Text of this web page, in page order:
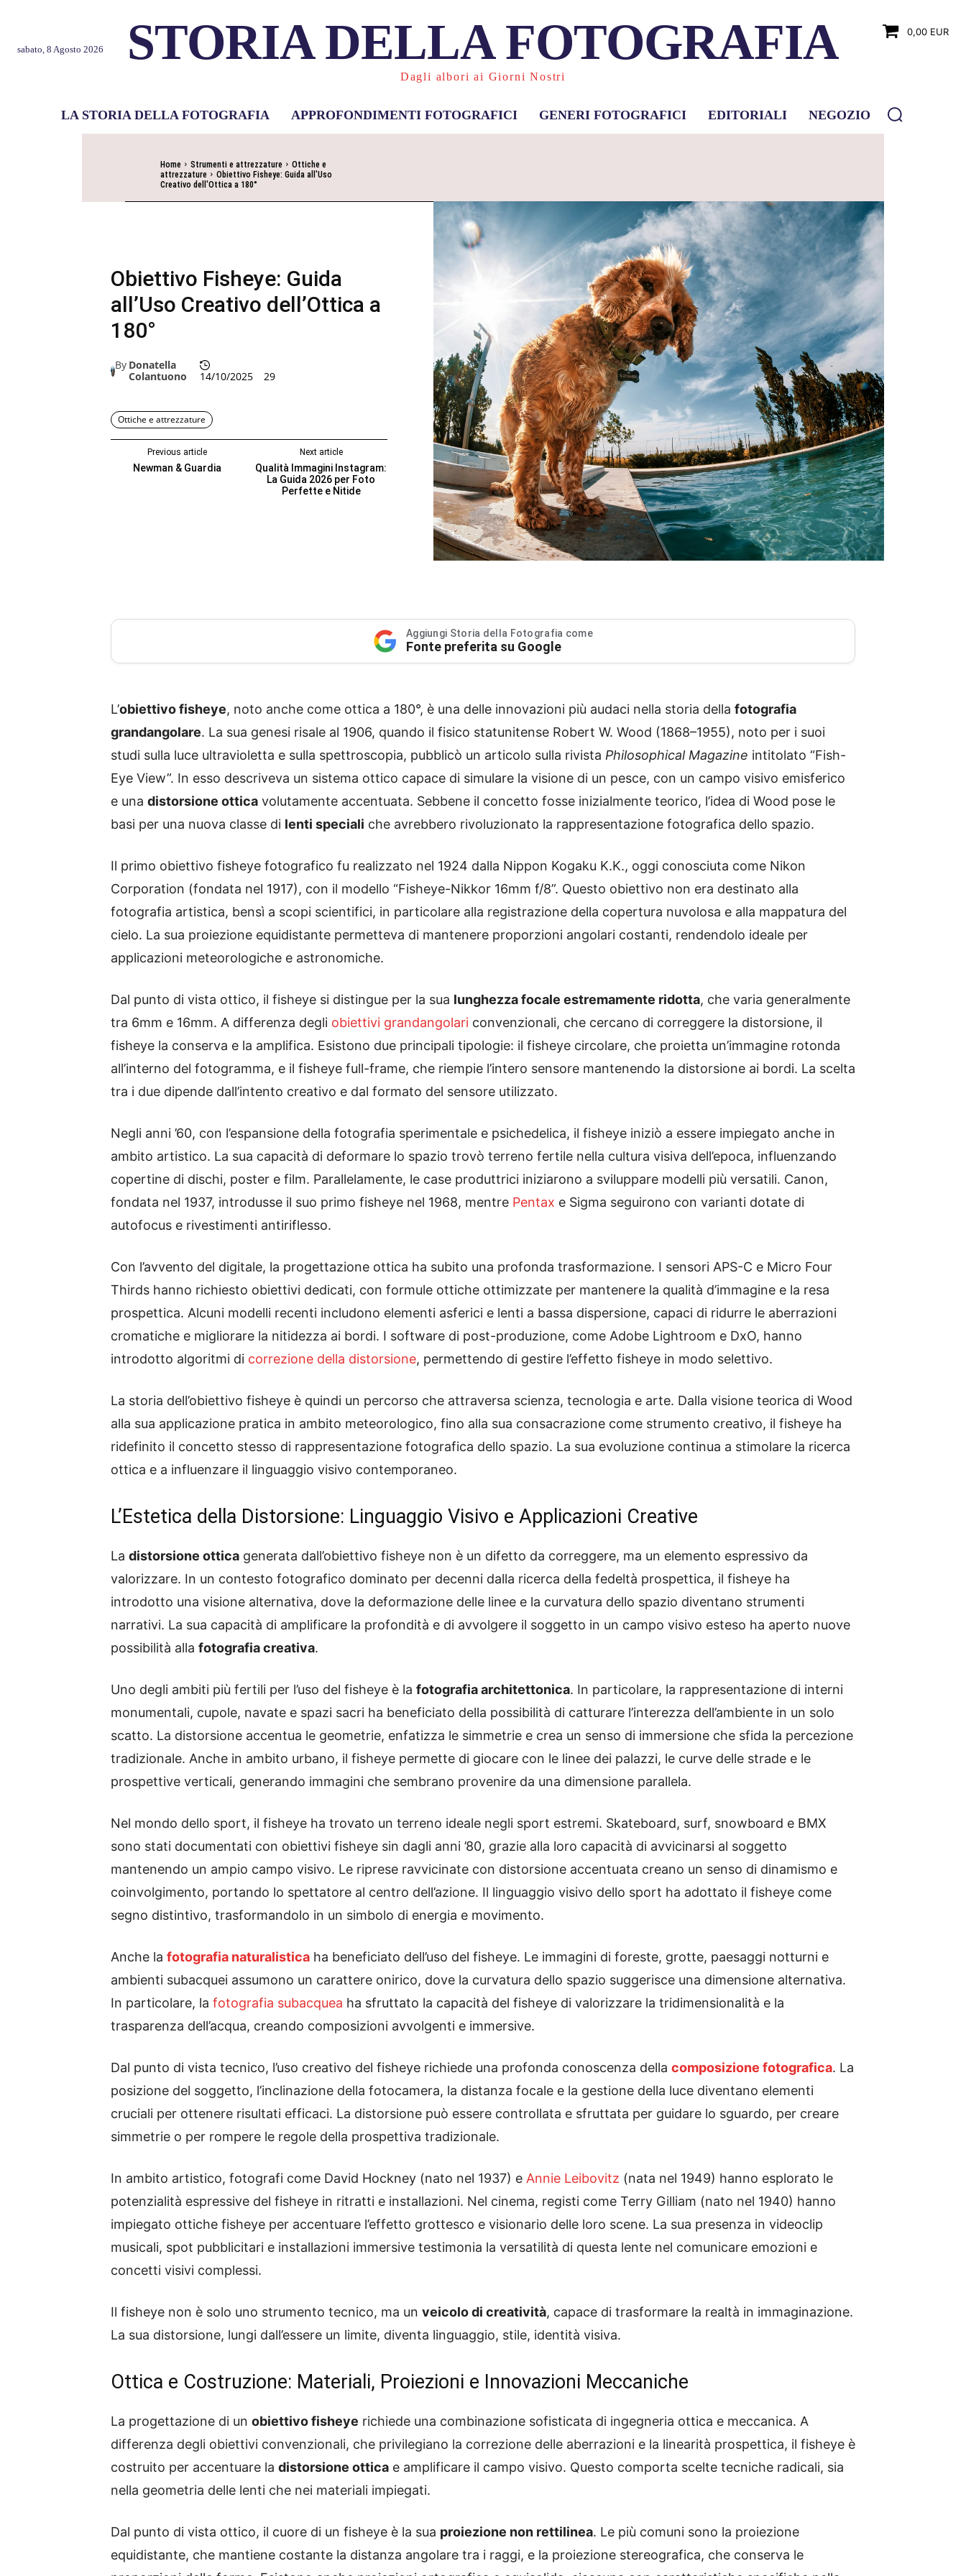
sabato, 8 Agosto 2026 STORIA DELLA FOTOGRAFIA
Dagli albori ai Giorni Nostri
0,00 EUR
LA STORIA DELLA FOTOGRAFIA APPROFONDIMENTI FOTOGRAFICI GENERI FOTOGRAFICI EDITORIALI NEGOZIO
Home Strumenti e attrezzature
Ottiche e
attrezzature
Obiettivo Fisheye: Guida all'Uso
Creativo dell'Ottica a 180°
Obiettivo Fisheye: Guida
all’Uso Creativo dell’Ottica a
180°
By Donatella
Colantuono
14/10/2025 29
Ottiche e attrezzature
Previous article
Newman & Guardia
Next article
Qualità Immagini Instagram:
La Guida 2026 per Foto
Perfette e Nitide
Aggiungi Storia della Fotografia come
Fonte preferita su Google
L’obiettivo fisheye, noto anche come ottica a 180°, è una delle innovazioni più audaci nella storia della fotografia
grandangolare. La sua genesi risale al 1906, quando il fisico statunitense Robert W. Wood (1868–1955), noto per i suoi
studi sulla luce ultravioletta e sulla spettroscopia, pubblicò un articolo sulla rivista Philosophical Magazine intitolato “Fish-
Eye View”. In esso descriveva un sistema ottico capace di simulare la visione di un pesce, con un campo visivo emisferico
e una distorsione ottica volutamente accentuata. Sebbene il concetto fosse inizialmente teorico, l’idea di Wood pose le
basi per una nuova classe di lenti speciali che avrebbero rivoluzionato la rappresentazione fotografica dello spazio.
Il primo obiettivo fisheye fotografico fu realizzato nel 1924 dalla Nippon Kogaku K.K., oggi conosciuta come Nikon
Corporation (fondata nel 1917), con il modello “Fisheye-Nikkor 16mm f/8”. Questo obiettivo non era destinato alla
fotografia artistica, bensì a scopi scientifici, in particolare alla registrazione della copertura nuvolosa e alla mappatura del
cielo. La sua proiezione equidistante permetteva di mantenere proporzioni angolari costanti, rendendolo ideale per
applicazioni meteorologiche e astronomiche.
Dal punto di vista ottico, il fisheye si distingue per la sua lunghezza focale estremamente ridotta, che varia generalmente
tra 6mm e 16mm. A differenza degli obiettivi grandangolari convenzionali, che cercano di correggere la distorsione, il
fisheye la conserva e la amplifica. Esistono due principali tipologie: il fisheye circolare, che proietta un’immagine rotonda
all’interno del fotogramma, e il fisheye full-frame, che riempie l’intero sensore mantenendo la distorsione ai bordi. La scelta
tra i due dipende dall’intento creativo e dal formato del sensore utilizzato.
Negli anni ’60, con l’espansione della fotografia sperimentale e psichedelica, il fisheye iniziò a essere impiegato anche in
ambito artistico. La sua capacità di deformare lo spazio trovò terreno fertile nella cultura visiva dell’epoca, influenzando
copertine di dischi, poster e film. Parallelamente, le case produttrici iniziarono a sviluppare modelli più versatili. Canon,
fondata nel 1937, introdusse il suo primo fisheye nel 1968, mentre Pentax e Sigma seguirono con varianti dotate di
autofocus e rivestimenti antiriflesso.
Con l’avvento del digitale, la progettazione ottica ha subito una profonda trasformazione. I sensori APS-C e Micro Four
Thirds hanno richiesto obiettivi dedicati, con formule ottiche ottimizzate per mantenere la qualità d’immagine e la resa
prospettica. Alcuni modelli recenti includono elementi asferici e lenti a bassa dispersione, capaci di ridurre le aberrazioni
cromatiche e migliorare la nitidezza ai bordi. I software di post-produzione, come Adobe Lightroom e DxO, hanno
introdotto algoritmi di correzione della distorsione, permettendo di gestire l’effetto fisheye in modo selettivo.
La storia dell’obiettivo fisheye è quindi un percorso che attraversa scienza, tecnologia e arte. Dalla visione teorica di Wood
alla sua applicazione pratica in ambito meteorologico, fino alla sua consacrazione come strumento creativo, il fisheye ha
ridefinito il concetto stesso di rappresentazione fotografica dello spazio. La sua evoluzione continua a stimolare la ricerca
ottica e a influenzare il linguaggio visivo contemporaneo.
L’Estetica della Distorsione: Linguaggio Visivo e Applicazioni Creative
La distorsione ottica generata dall’obiettivo fisheye non è un difetto da correggere, ma un elemento espressivo da
valorizzare. In un contesto fotografico dominato per decenni dalla ricerca della fedeltà prospettica, il fisheye ha
introdotto una visione alternativa, dove la deformazione delle linee e la curvatura dello spazio diventano strumenti
narrativi. La sua capacità di amplificare la profondità e di avvolgere il soggetto in un campo visivo esteso ha aperto nuove
possibilità alla fotografia creativa.
Uno degli ambiti più fertili per l’uso del fisheye è la fotografia architettonica. In particolare, la rappresentazione di interni
monumentali, cupole, navate e spazi sacri ha beneficiato della possibilità di catturare l’interezza dell’ambiente in un solo
scatto. La distorsione accentua le geometrie, enfatizza le simmetrie e crea un senso di immersione che sfida la percezione
tradizionale. Anche in ambito urbano, il fisheye permette di giocare con le linee dei palazzi, le curve delle strade e le
prospettive verticali, generando immagini che sembrano provenire da una dimensione parallela.
Nel mondo dello sport, il fisheye ha trovato un terreno ideale negli sport estremi. Skateboard, surf, snowboard e BMX
sono stati documentati con obiettivi fisheye sin dagli anni ’80, grazie alla loro capacità di avvicinarsi al soggetto
mantenendo un ampio campo visivo. Le riprese ravvicinate con distorsione accentuata creano un senso di dinamismo e
coinvolgimento, portando lo spettatore al centro dell’azione. Il linguaggio visivo dello sport ha adottato il fisheye come
segno distintivo, trasformandolo in un simbolo di energia e movimento.
Anche la fotografia naturalistica ha beneficiato dell’uso del fisheye. Le immagini di foreste, grotte, paesaggi notturni e
ambienti subacquei assumono un carattere onirico, dove la curvatura dello spazio suggerisce una dimensione alternativa.
In particolare, la fotografia subacquea ha sfruttato la capacità del fisheye di valorizzare la tridimensionalità e la
trasparenza dell’acqua, creando composizioni avvolgenti e immersive.
Dal punto di vista tecnico, l’uso creativo del fisheye richiede una profonda conoscenza della composizione fotografica. La
posizione del soggetto, l’inclinazione della fotocamera, la distanza focale e la gestione della luce diventano elementi
cruciali per ottenere risultati efficaci. La distorsione può essere controllata e sfruttata per guidare lo sguardo, per creare
simmetrie o per rompere le regole della prospettiva tradizionale.
In ambito artistico, fotografi come David Hockney (nato nel 1937) e Annie Leibovitz (nata nel 1949) hanno esplorato le
potenzialità espressive del fisheye in ritratti e installazioni. Nel cinema, registi come Terry Gilliam (nato nel 1940) hanno
impiegato ottiche fisheye per accentuare l’effetto grottesco e visionario delle loro scene. La sua presenza in videoclip
musicali, spot pubblicitari e installazioni immersive testimonia la versatilità di questa lente nel comunicare emozioni e
concetti visivi complessi.
Il fisheye non è solo uno strumento tecnico, ma un veicolo di creatività, capace di trasformare la realtà in immaginazione.
La sua distorsione, lungi dall’essere un limite, diventa linguaggio, stile, identità visiva.
Ottica e Costruzione: Materiali, Proiezioni e Innovazioni Meccaniche
La progettazione di un obiettivo fisheye richiede una combinazione sofisticata di ingegneria ottica e meccanica. A
differenza degli obiettivi convenzionali, che privilegiano la correzione delle aberrazioni e la linearità prospettica, il fisheye è
costruito per accentuare la distorsione ottica e amplificare il campo visivo. Questo comporta scelte tecniche radicali, sia
nella geometria delle lenti che nei materiali impiegati.
Dal punto di vista ottico, il cuore di un fisheye è la sua proiezione non rettilinea. Le più comuni sono la proiezione
equidistante, che mantiene costante la distanza angolare tra i raggi, e la proiezione stereografica, che conserva le